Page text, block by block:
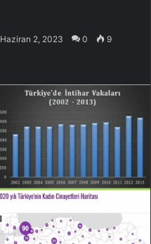
Haziran 2, 2023 0 9